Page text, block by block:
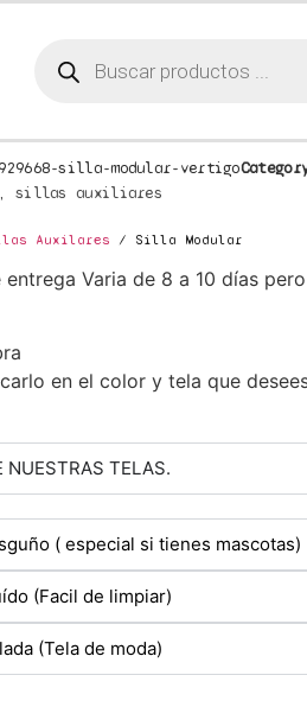
silla-modular-vertigo
, sillas auxiliares
Auxilares / Silla Modular
Varia de 8 a 10 días
en el color y tela que
NUESTRAS TELAS.
( especial si tienes mascotas)
(Facil de limpiar)
(Tela de moda)